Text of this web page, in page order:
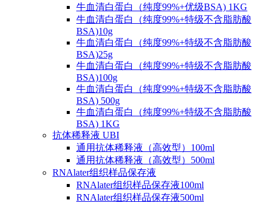
牛血清白蛋白（纯度99%+优级BSA) 1KG
牛血清白蛋白（纯度99%+特级不含脂肪酸
BSA)10g
牛血清白蛋白（纯度99%+特级不含脂肪酸
BSA)25g
牛血清白蛋白（纯度99%+特级不含脂肪酸
BSA)100g
牛血清白蛋白（纯度99%+特级不含脂肪酸
BSA) 500g
牛血清白蛋白（纯度99%+特级不含脂肪酸
BSA) 1KG
抗体稀释液 UBI
通用抗体稀释液（高效型）100ml
通用抗体稀释液（高效型）500ml
RNAlater组织样品保存液
RNAlater组织样品保存液100ml
RNAlater组织样品保存液500ml